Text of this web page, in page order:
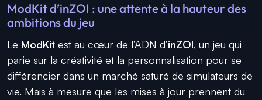
ModKit d’inZOI : une attente à la hauteur des
ambitions du jeu
Le ModKit est au cœur de l’ADN d’inZOI, un jeu qui
parie sur la créativité et la personnalisation pour se
différencier dans un marché saturé de simulateurs de
vie. Mais à mesure que les mises à jour prennent du